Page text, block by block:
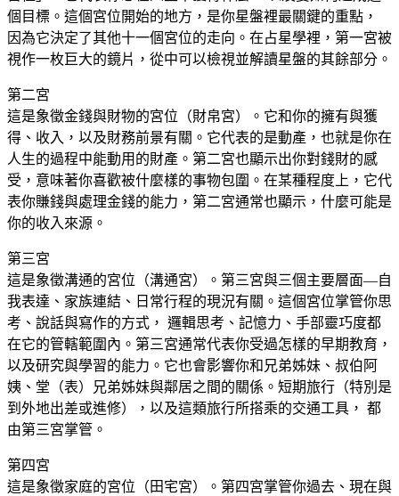
個目標。這個宮位開始的地方，是你星盤裡最關鍵的重點，
因為它決定了其他十一個宮位的走向。在占星學裡，第一宮被
視作一枚巨大的鏡片，從中可以檢視並解讀星盤的其餘部分。
第二宮
這是象徵金錢與財物的宮位（財帛宮）。它和你的擁有與獲
得、收入，以及財務前景有關。它代表的是動產，也就是你在
人生的過程中能動用的財產。第二宮也顯示出你對錢財的感
受，意味著你喜歡被什麼樣的事物包圍。在某種程度上，它代
表你賺錢與處理金錢的能力，第二宮通常也顯示，什麼可能是
你的收入來源。
第三宮
這是象徵溝通的宮位（溝通宮）。第三宮與三個主要層面—自
我表達、家族連結、日常行程的現況有關。這個宮位掌管你思
考、說話與寫作的方式， 邏輯思考、記憶力、手部靈巧度都
在它的管轄範圍內。第三宮通常代表你受過怎樣的早期教育，
以及研究與學習的能力。它也會影響你和兄弟姊妹、叔伯阿
姨、堂（表）兄弟姊妹與鄰居之間的關係。短期旅行（特別是
到外地出差或進修），以及這類旅行所搭乘的交通工具， 都
由第三宮掌管。
第四宮
這是象徵家庭的宮位（田宅宮）。第四宮掌管你過去、現在與